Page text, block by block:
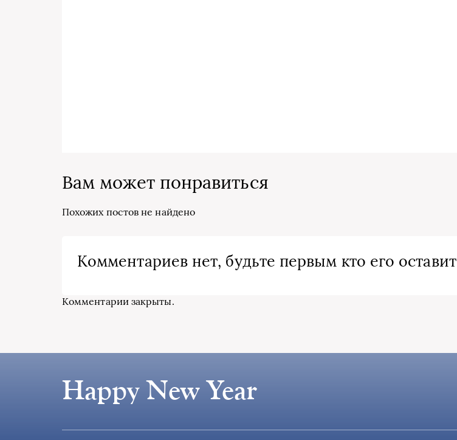
Вам может понравиться
Похожих постов не найдено
Комментариев нет, будьте первым кто его оставит
Комментарии закрыты.
Happy New Year